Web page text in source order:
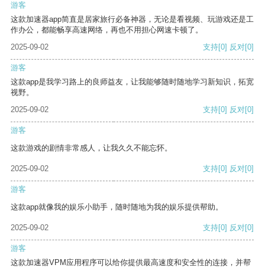
游客
这款加速器app简直是居家旅行必备神器，无论是看视频、玩游戏还是工
作办公，都能畅享高速网络，再也不用担心网速卡顿了。
2025-09-02
支持[0] 反对[0]
游客
这款app是我学习路上的良师益友，让我能够随时随地学习新知识，拓宽
视野。
2025-09-02
支持[0] 反对[0]
游客
这款游戏的剧情非常感人，让我久久不能忘怀。
2025-09-02 支持[0] 反对[0]
游客
这款app就像我的娱乐小助手，随时随地为我的娱乐提供帮助。
2025-09-02 支持[0] 反对[0]
游客
这款加速器VPM应用程序可以给你提供最高速度和安全性的连接，并帮